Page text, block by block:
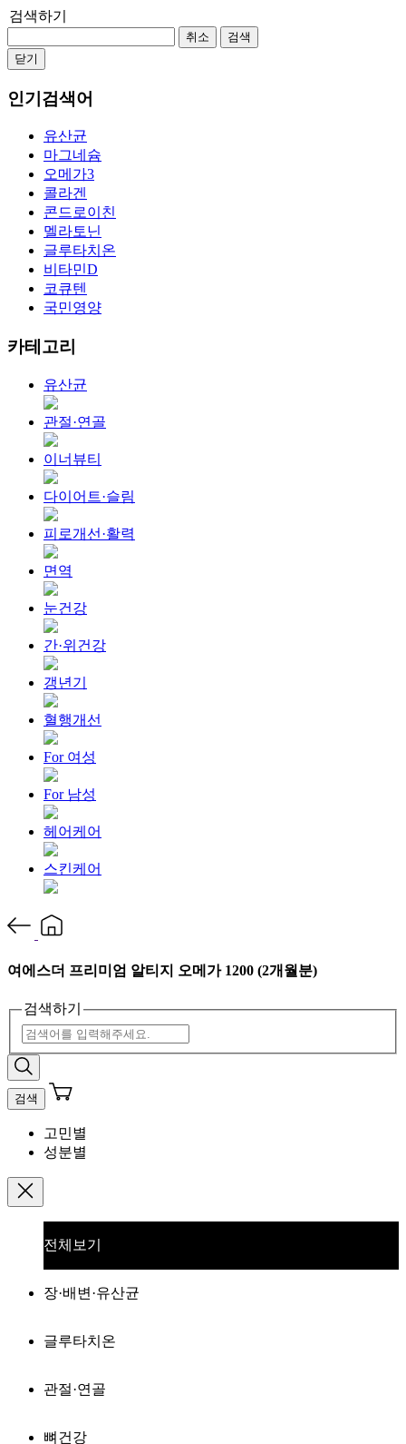
검색하기
취소
검색
닫기
인기검색어
유산균
마그네슘
오메가3
콜라겐
콘드로이친
멜라토닌
글루타치온
비타민D
코큐텐
국민영양
카테고리
유산균
관절·연골
이너뷰티
다이어트·슬림
피로개선·활력
면역
눈건강
간·위건강
갱년기
혈행개선
For 여성
For 남성
헤어케어
스킨케어
여에스더 프리미엄 알티지 오메가 1200 (2개월분)
검색하기
검색
고민별
성분별
전체보기
장·배변·유산균
글루타치온
관절·연골
뼈건강